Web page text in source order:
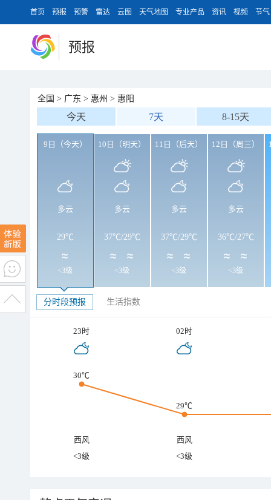
首页 预报 预警 雷达 云图 天气地图 专业产品 资讯 视频 节气
预报
全国 > 广东 > 惠州 > 惠阳
今天 7天 8-15天
9日（今天）
多云
29℃
<3级
10日（明天）
多云
37℃/29℃
<3级
11日（后天）
多云
37℃/29℃
<3级
12日（周三）
多云
36℃/27℃
<3级
分时段预报 生活指数
23时 02时
30℃
29℃
西风
西风
<3级
<3级